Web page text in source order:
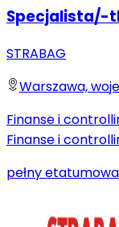
Specjalista/-
STRABAG
Warszawa,
Finanse i
Finanse i
pełny etat